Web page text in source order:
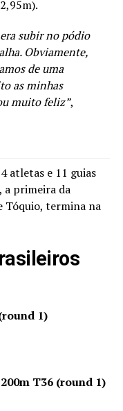
subir no pódio
Obviamente,
de uma
as minhas
muito feliz”,
atletas e 11 guias
a primeira da
Tóquio, termina na
1)
T36 (round 1)